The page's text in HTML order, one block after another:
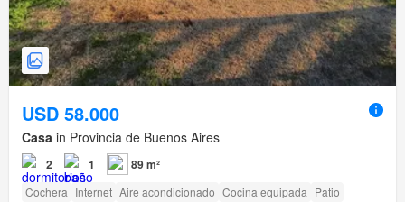
USD 58.000
Casa in Provincia de Buenos Aires
2 1 89 m²
Cochera Internet Aire acondicionado Cocina equipada Patio